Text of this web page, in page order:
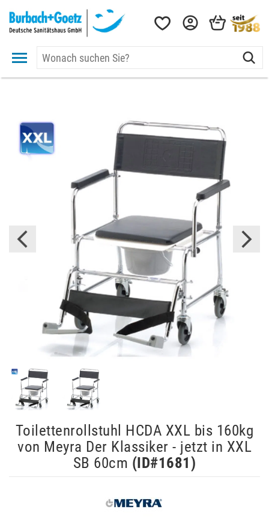
Toilettenrollstuhl HCDA XXL bis 160kg
von Meyra Der Klassiker - jetzt in XXL
SB 60cm (ID#1681)